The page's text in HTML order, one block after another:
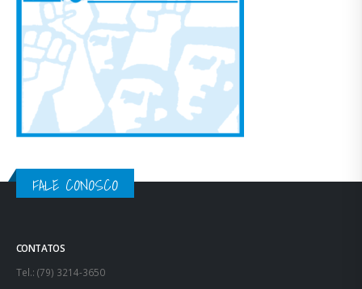
FALE CONOSCO
CONTATOS
Tel.: (79) 3214-3650